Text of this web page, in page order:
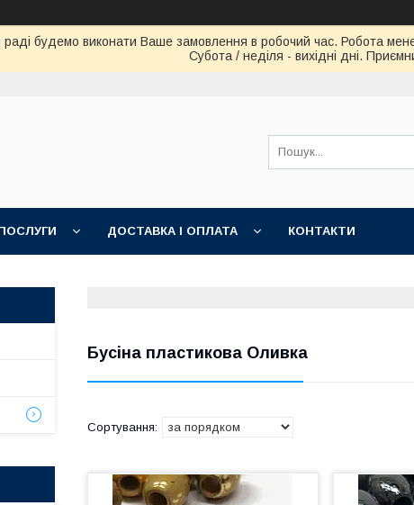
будемо виконати Ваше замовлення в робочий час. Робота
Субота / неділя - вихідні дні.
ДОСТАВКА І ОПЛАТА КОНТАКТИ
Бусіна пластикова Оливка